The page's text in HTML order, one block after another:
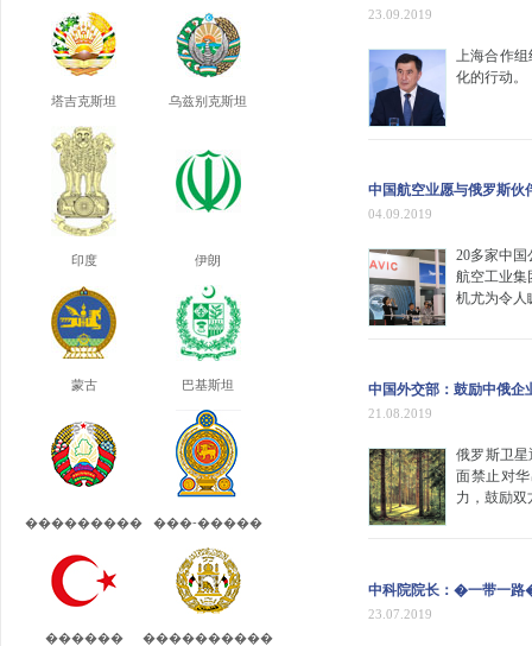
塔吉克斯坦 乌兹别克斯坦
印度 伊朗
蒙古 巴基斯坦
��������� ���-�����
������ ����������
23.09.2019
上海合作
化的行动。
中国航空业愿与俄罗斯伙
04.09.2019
20多家中
航空工业
机尤为令人
中国外交部：鼓励中俄企
21.08.2019
俄罗斯卫
面禁止对
力，鼓励
中科院院长：�一带一路
23.07.2019